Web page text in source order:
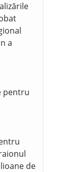
a
pentru
de